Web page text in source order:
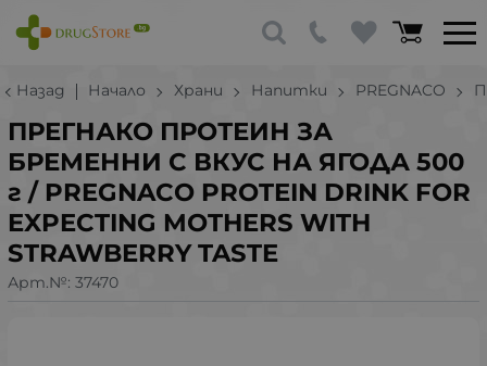
Назад Начало Храни Напитки PREGNACO
ПРЕГНАКО ПРОТЕИН ЗА
БРЕМЕННИ С ВКУС НА ЯГОДА 500
г / PREGNACO PROTEIN DRINK FOR
EXPECTING MOTHERS WITH
STRAWBERRY TASTE
Арт.№: 37470